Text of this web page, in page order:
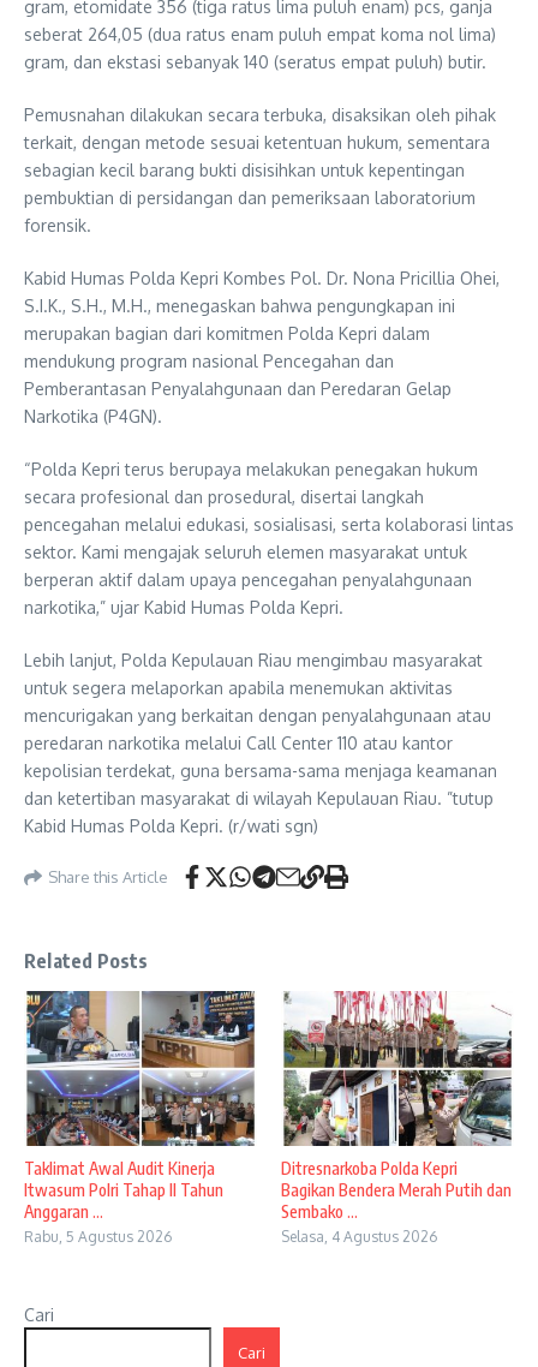
gram, etomidate 356 (tiga ratus lima puluh enam) pcs, ganja
seberat 264,05 (dua ratus enam puluh empat koma nol lima)
gram, dan ekstasi sebanyak 140 (seratus empat puluh) butir.
Pemusnahan dilakukan secara terbuka, disaksikan oleh pihak
terkait, dengan metode sesuai ketentuan hukum, sementara
sebagian kecil barang bukti disisihkan untuk kepentingan
pembuktian di persidangan dan pemeriksaan laboratorium
forensik.
Kabid Humas Polda Kepri Kombes Pol. Dr. Nona Pricillia Ohei,
S.I.K., S.H., M.H., menegaskan bahwa pengungkapan ini
merupakan bagian dari komitmen Polda Kepri dalam
mendukung program nasional Pencegahan dan
Pemberantasan Penyalahgunaan dan Peredaran Gelap
Narkotika (P4GN).
“Polda Kepri terus berupaya melakukan penegakan hukum
secara profesional dan prosedural, disertai langkah
pencegahan melalui edukasi, sosialisasi, serta kolaborasi lintas
sektor. Kami mengajak seluruh elemen masyarakat untuk
berperan aktif dalam upaya pencegahan penyalahgunaan
narkotika,” ujar Kabid Humas Polda Kepri.
Lebih lanjut, Polda Kepulauan Riau mengimbau masyarakat
untuk segera melaporkan apabila menemukan aktivitas
mencurigakan yang berkaitan dengan penyalahgunaan atau
peredaran narkotika melalui Call Center 110 atau kantor
kepolisian terdekat, guna bersama-sama menjaga keamanan
dan ketertiban masyarakat di wilayah Kepulauan Riau. ”tutup
Kabid Humas Polda Kepri. (r/wati sgn)
Share this Article
Related Posts
Taklimat Awal Audit Kinerja
Itwasum Polri Tahap II Tahun
Anggaran ...
Rabu, 5 Agustus 2026
Ditresnarkoba Polda Kepri
Bagikan Bendera Merah Putih dan
Sembako ...
Selasa, 4 Agustus 2026
Cari
Cari